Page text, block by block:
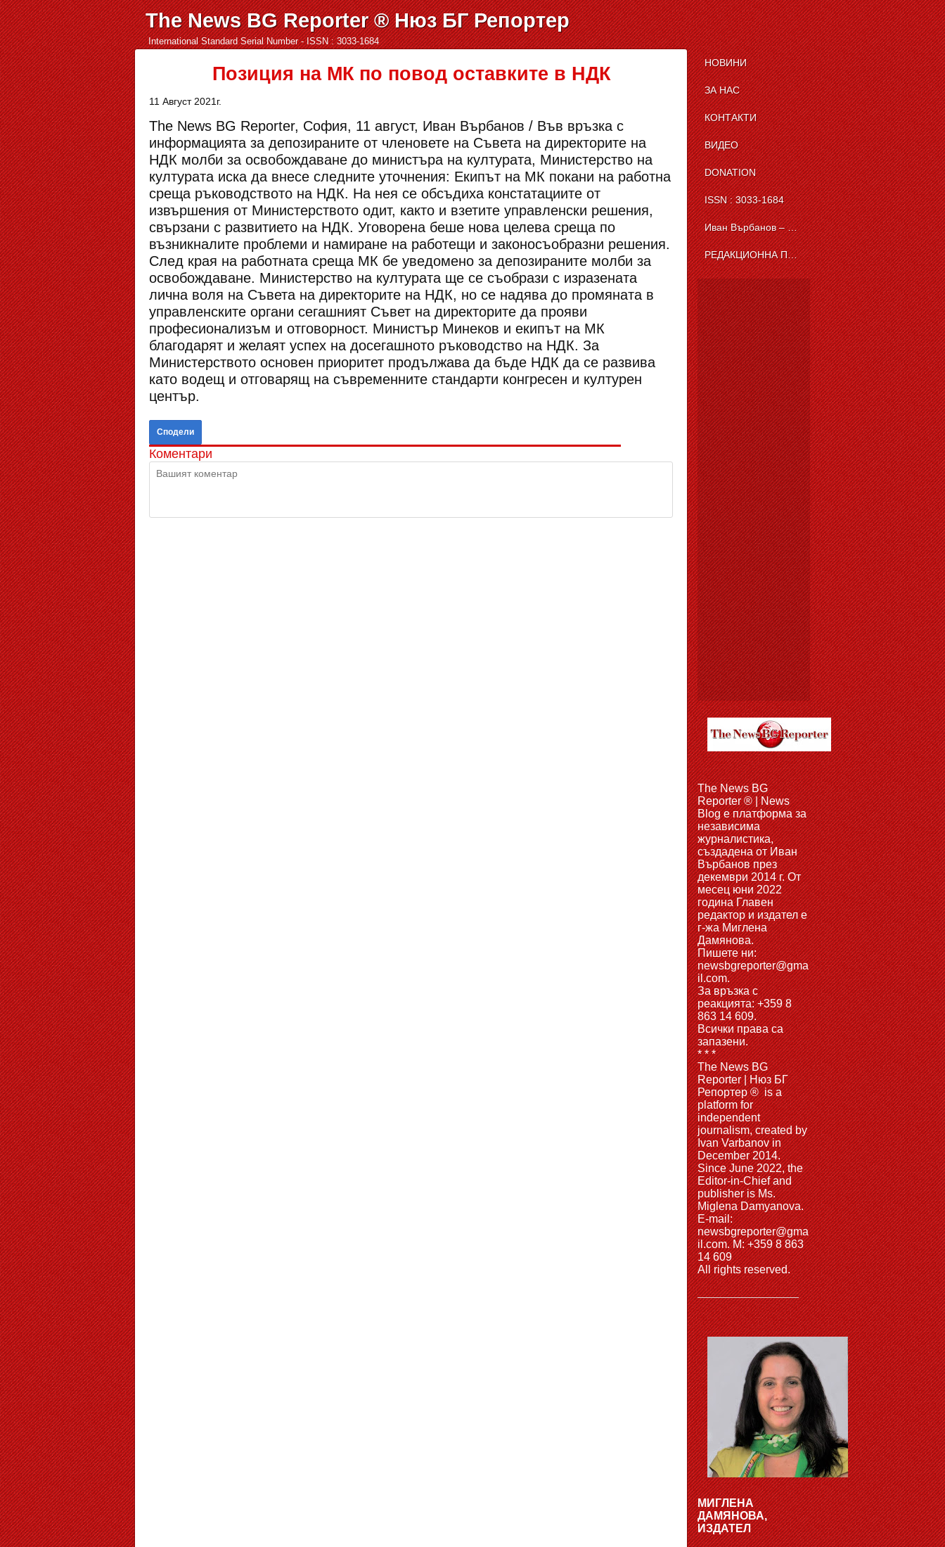
International Standard Serial Number - ISSN : 3033-1684
The News BG Reporter ® Нюз БГ Репортер
Позиция на МК по повод оставките в НДК
11 Август 2021г.
The News BG Reporter, София, 11 август, Иван Върбанов / Във връзка с
информацията за депозираните от членовете на Съвета на директорите на
НДК молби за освобождаване до министъра на културата, Министерство на
културата иска да внесе следните уточнения: Екипът на МК покани на работна
среща ръководството на НДК. На нея се обсъдиха констатациите от
извършения от Министерството одит, както и взетите управленски решения,
свързани с развитието на НДК. Уговорена беше нова целева среща по
възникналите проблеми и намиране на работещи и законосъобразни решения.
След края на работната среща МК бе уведомено за депозираните молби за
освобождаване. Министерство на културата ще се съобрази с изразената
лична воля на Съвета на директорите на НДК, но се надява до промяната в
управленските органи сегашният Съвет на директорите да прояви
професионализъм и отговорност. Министър Минеков и екипът на МК
благодарят и желаят успех на досегашното ръководство на НДК. За
Министерството основен приоритет продължава да бъде НДК да се развива
като водещ и отговарящ на съвременните стандарти конгресен и културен
център.
Сподели
Коментари
НОВИНИ
ЗА НАС
КОНТАКТИ
ВИДЕО
DONATION
ISSN : 3033-1684
Иван Върбанов – журналист | The News BG Reporter
РЕДАКЦИОННА ПОЛИТИКА НА THE NEWS BG REPORTER
The News BG
Reporter ® | News
Blog e платформа за
независима
журналистика,
създадена от Иван
Върбанов през
декември 2014 г. От
месец юни 2022
година Главен
редактор и издател е
г-жа Миглена
Дамянова.
Пишете ни:
newsbgreporter@gma
il.com.
За връзка с
реакцията: +359 8
863 14 609.
Всички права са
запазени.
* * *
The News BG
Reporter | Нюз БГ
Репортер ® is a
platform for
independent
journalism, created by
Ivan Varbanov in
December 2014.
Since June 2022, the
Editor-in-Chief and
publisher is Ms.
Miglena Damyanova.
Е-mail:
newsbgreporter@gma
il.com. M: +359 8 863
14 609
All rights reserved.
МИГЛЕНА
ДАМЯНОВА,
ИЗДАТЕЛ